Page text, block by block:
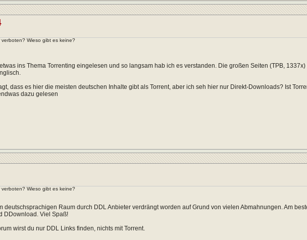
verboten? Wieso gibt es keine?
ins Thema Torrenting eingelesen und so langsam hab ich es verstanden. Die großen Seiten (TPB,
dass es hier die meisten deutschen Inhalte gibt als Torrent, aber ich seh hier nur Direkt-Downloads? Ist
dazu gelesen
verboten? Wieso gibt es keine?
deutschsprachigen Raum durch DDL Anbieter verdrängt worden auf Grund von vielen Abmahnungen. Am
DDownload. Viel Spaß!
wirst du nur DDL Links finden, nichts mit Torrent.